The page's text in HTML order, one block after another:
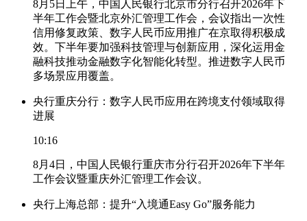
8月5日上午，中国人民银行北京市分行召开2026年下
半年工作会暨北京外汇管理工作会，会议指出一次性
信用修复政策、数字人民币应用推广在京取得积极成
效。下半年要加强科技管理与创新应用，深化运用金
融科技推动金融数字化智能化转型。推进数字人民币
多场景应用覆盖。
央行重庆分行：数字人民币应用在跨境支付领域取得
进展
10:16
8月4日，中国人民银行重庆市分行召开2026年下半年
工作会议暨重庆外汇管理工作会议。
央行上海总部：提升“入境通Easy Go”服务能力